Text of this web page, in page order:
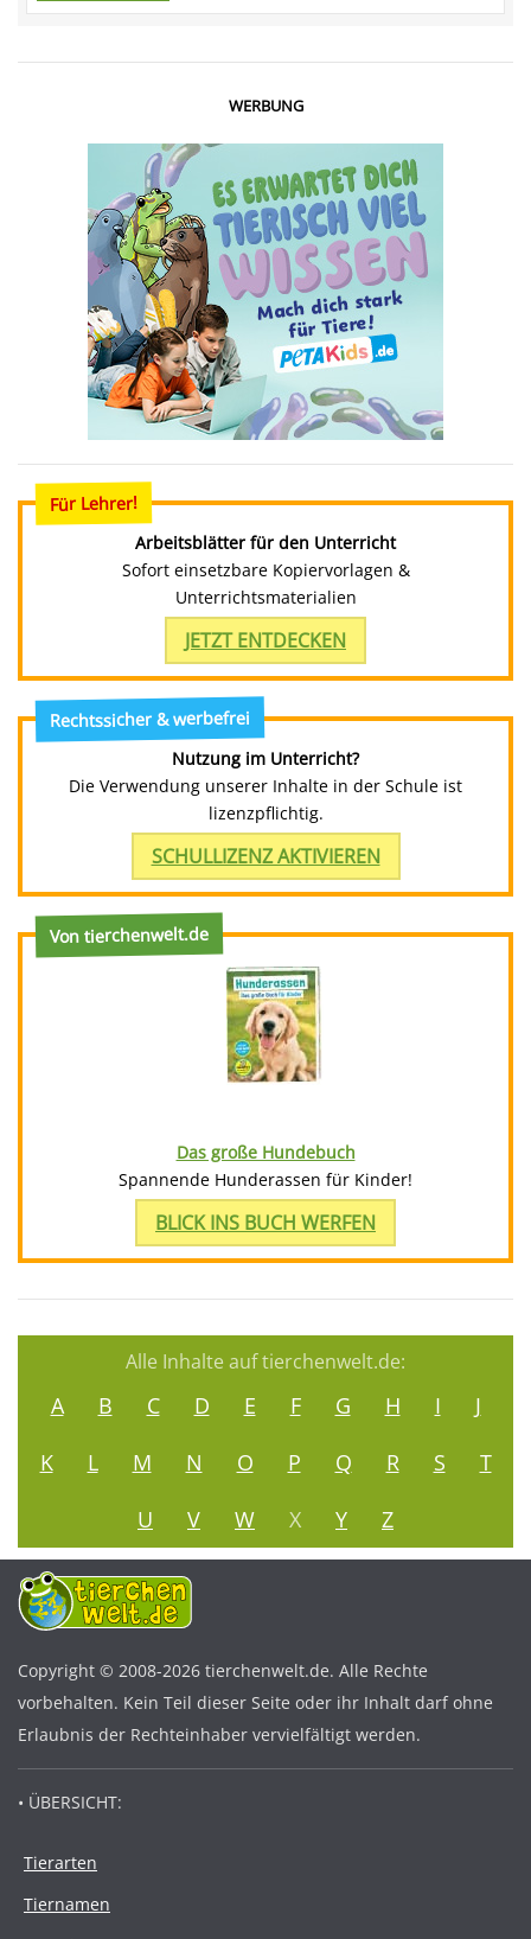
WERBUNG
Für Lehrer!
Arbeitsblätter für den Unterricht
Sofort einsetzbare Kopiervorlagen &
Unterrichtsmaterialien
JETZT ENTDECKEN
Rechtssicher & werbefrei
Nutzung im Unterricht?
Die Verwendung unserer Inhalte in der Schule ist
lizenzpflichtig.
SCHULLIZENZ AKTIVIEREN
Von tierchenwelt.de
Das große Hundebuch
Spannende Hunderassen für Kinder!
BLICK INS BUCH WERFEN
Alle Inhalte auf tierchenwelt.de:
A B C D E F G H I
J
K
L M N O P Q R S
T
U
V W X Y Z
Copyright © 2008-2026 tierchenwelt.de. Alle Rechte
vorbehalten. Kein Teil dieser Seite oder ihr Inhalt darf ohne
Erlaubnis der Rechteinhaber vervielfältigt werden.
• ÜBERSICHT:
Tierarten
Tiernamen